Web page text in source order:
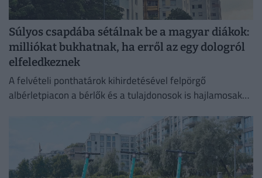
Súlyos csapdába sétálnak be a magyar diákok:
milliókat bukhatnak, ha erről az egy dologról
elfeledkeznek
A felvételi ponthatárok kihirdetésével felpörgő
albérletpiacon a bérlők és a tulajdonosok is hajlamosak